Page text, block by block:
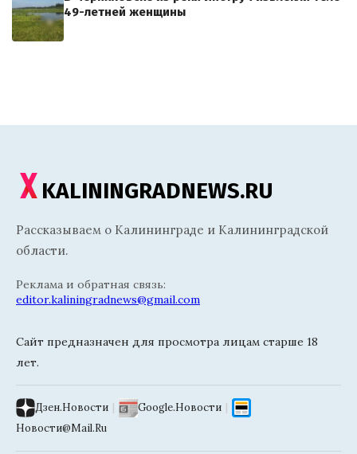
49-летней женщины
KALININGRADNEWS.RU
Рассказываем о Калининграде и Калининградской
области.
Реклама и обратная связь:
editor.kaliningradnews@gmail.com
Сайт предназначен для просмотра лицам старше 18
лет.
Дзен.Новости | Google.Новости |
Новости@Mail.Ru